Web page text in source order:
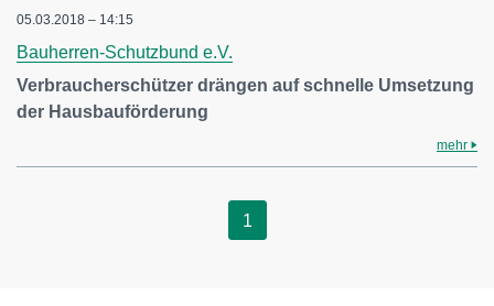
05.03.2018 – 14:15
Bauherren-Schutzbund e.V.
Verbraucherschützer drängen auf schnelle Umsetzung
der Hausbauförderung
mehr
1